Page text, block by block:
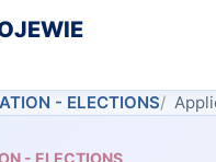
- ELECTIONS
- ELECTIONS